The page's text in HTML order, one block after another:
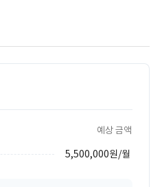
예상 금액
5,500,000원/월